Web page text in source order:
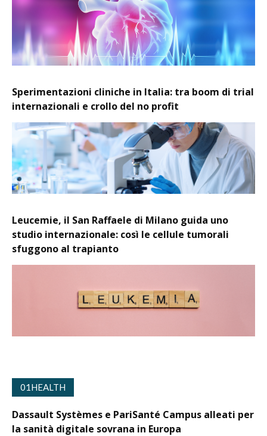
Sperimentazioni cliniche in Italia: tra boom di trial
internazionali e crollo del no profit
Leucemie, il San Raffaele di Milano guida uno
studio internazionale: così le cellule tumorali
sfuggono al trapianto
01HEALTH
Dassault Systèmes e PariSanté Campus alleati per
la sanità digitale sovrana in Europa